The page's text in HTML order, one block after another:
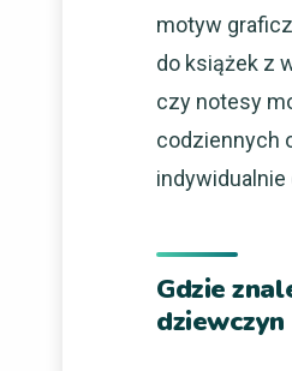
motyw
do książek z
czy notesy
codziennych
Gdzie
dziewczyn